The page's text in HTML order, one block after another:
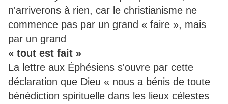
n'arriverons à rien, car le christianisme ne
commence pas par un grand « faire », mais
par un grand
« tout est fait »
La lettre aux Éphésiens s'ouvre par cette
déclaration que Dieu « nous a bénis de toute
bénédiction spirituelle dans les lieux célestes